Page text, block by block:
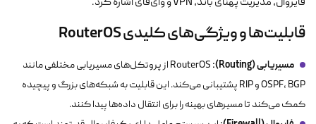
قابلیت‌ها و ویژگی‌های کلیدی RouterOS
مسیریابی (Routing):
RouterOS از پروتکل‌های مسیریابی مختلفی مانند
OSPF، BGP و RIP پشتیبانی می‌کند. این قابلیت به شبکه‌های بزرگ و پیچیده
کمک می‌کند تا مسیرهای بهینه را برای انتقال داده‌ها پیدا کنند.